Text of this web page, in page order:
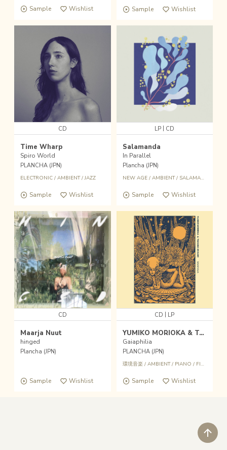
Sample Wishlist Sample Wishlist
CD
Time Wharp
Spiro World
PLANCHA (JPN)
ELECTRONIC/ AMBIENT/JAZZ
Sample Wishlist
LP CD
Salamanda
In Parallel
Plancha (JPN)
NEW AGE/ AMBIENT/ SALAMANDA
Sample Wishlist
CD
Maarja Nuut
hinged
Plancha (JPN)
Sample Wishlist
CD LP
YUMIKO MORIOKA & TAKASHI KOKUBO
Gaiaphilia
PLANCHA (JPN)
環境音楽/ AMBIENT/ PIANO / FIELD RECORDING
Sample Wishlist